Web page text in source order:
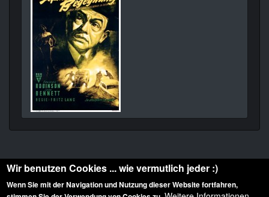
Wir benutzen Cookies ... wie vermutlich jeder :)
Wenn Sie mit der Navigation und Nutzung dieser Website fortfahren,